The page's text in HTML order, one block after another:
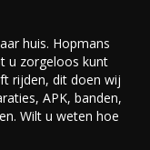
huis. Hopmans
u zorgeloos kunt
rijden, dit doen wij
APK, banden,
Wilt u weten hoe